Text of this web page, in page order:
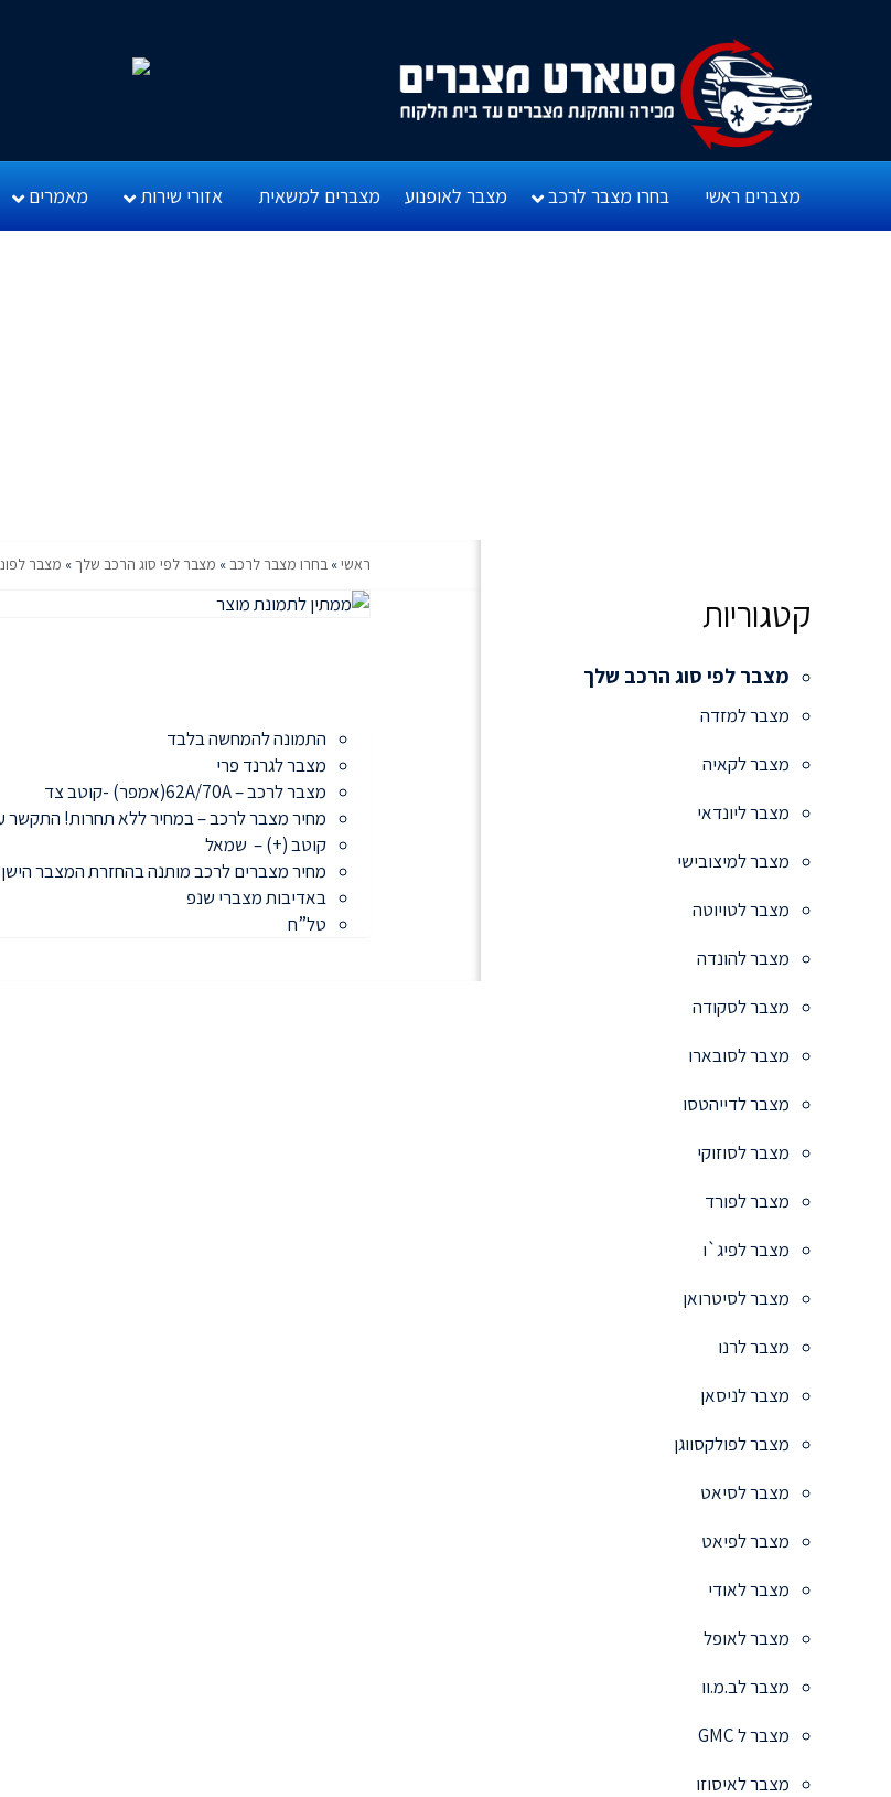
מצברים ראשי בחרו מצבר לרכב מצבר לאופנוע מצברים למשאית אזורי שירות מאמרים
ראשי» בחרו מצבר לרכב » מצבר לפי סוג הרכב שלך» מצבר
קטגוריות
מצבר לפי סוג הרכב שלך
מצבר למזדה
מצבר לקאיה
מצבר ליונדאי
מצבר למיצובישי
מצבר לטויוטה
מצבר להונדה
מצבר לסקודה
מצבר לסובארו
מצבר לדייהטסו
מצבר לסוזוקי
מצבר לפורד
מצבר לפיג`ו
מצבר לסיטרואן
מצבר לרנו
מצבר לניסאן
מצבר לפולקסווגן
מצבר לסיאט
מצבר לפיאט
מצבר לאודי
מצבר לאופל
מצבר לב.מ.וו
מצבר ל GMC
מצבר לאיסוזו
התמונה להמחשה בלבד
מצבר לגרנד פרי
מצבר לרכב – 62A/70A(אמפר) -קוטב צד
מחיר מצבר לרכב – במחיר ללא תחרות! התקשר עכשיו –
קוטב (+) – שמאל
מחיר מצברים לרכב מותנה בהחזרת המצבר הישן
באדיבות מצברי שנפ
טל”ח